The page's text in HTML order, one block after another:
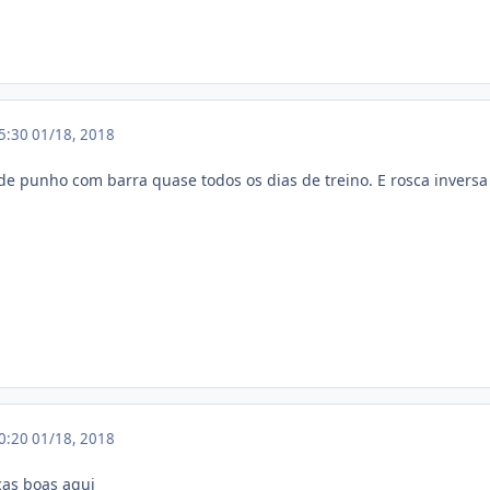
01/18, 2018
punho com barra quase todos os dias de treino. E rosca
01/18, 2018
boas aqui